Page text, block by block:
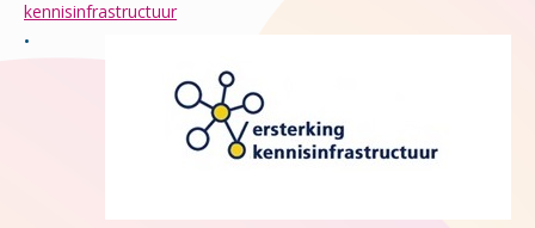
kennisinfrastructuur
•